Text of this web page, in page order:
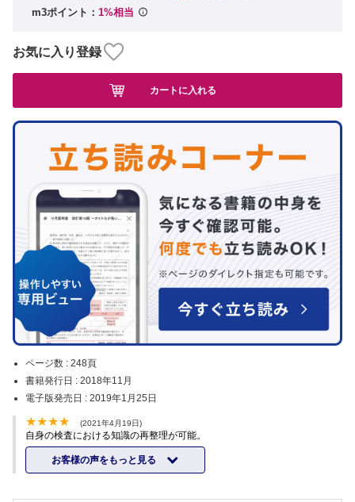
ページ数 : 248頁
書籍発行日 : 2018年11月
電子版発売日 : 2019年1月25日
(2021年4月19日)
自身の検査における知識の再整理が可能。
お客様の声をもっと見る
m3ポイント： 1%相当
お気に入り登録
カートに入れる